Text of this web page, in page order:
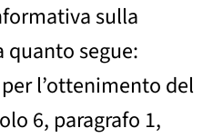
sulla
quanto segue:
l’ottenimento del
6, paragrafo 1,